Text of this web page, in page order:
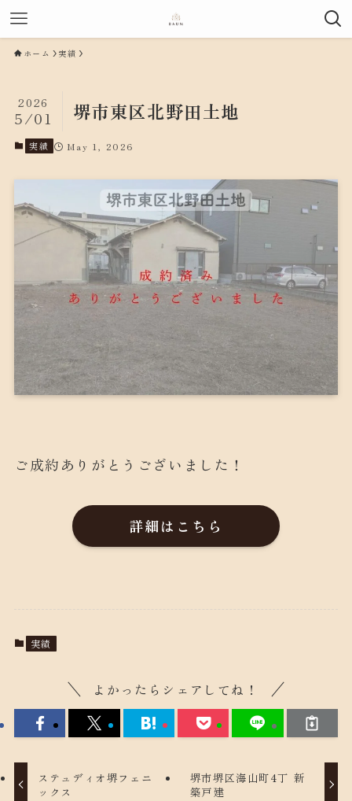
ホーム 実績
堺市東区北野田土地
2026
5/01
実績 May 1, 2026
ご成約ありがとうございました！
詳細はこちら
実績
よかったらシェアしてね！
ステュディオ堺フェニ
ックス
堺市堺区海山町4丁 新
築戸建